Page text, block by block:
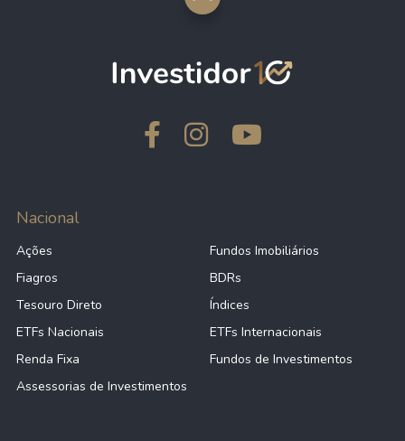
Nacional
Ações
Fundos Imobiliários
Fiagros
BDRs
Tesouro Direto
Índices
ETFs Nacionais
ETFs Internacionais
Renda Fixa
Fundos de Investimentos
Assessorias de Investimentos